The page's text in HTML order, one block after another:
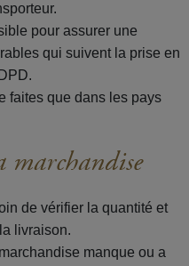
pour assurer une
qui suivent la prise en
faites que dans les pays
de vérifier la quantité et
livraison.
manque ou a